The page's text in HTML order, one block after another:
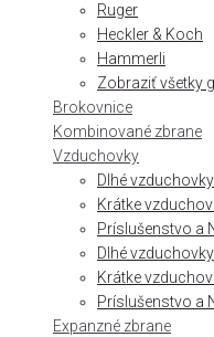
Ruger
Heckler & Koch
Hammerli
Zobraziť všetky
Brokovnice
Kombinované zbrane
Vzduchovky
Dlhé vzduchovky
Krátke
Príslušenstvo a
Dlhé vzduchovky
Krátke
Príslušenstvo a
Expanzné zbrane